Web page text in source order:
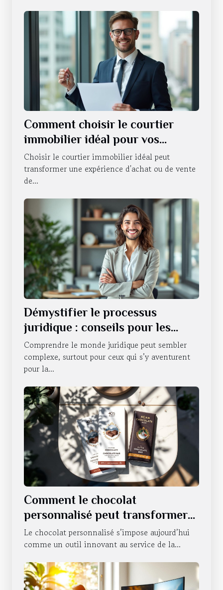
Comment choisir le courtier
immobilier idéal pour vos
besoins ?
Choisir le courtier immobilier idéal peut
transformer une expérience d'achat ou de vente
de...
Démystifier le processus
juridique : conseils pour les
novices
Comprendre le monde juridique peut sembler
complexe, surtout pour ceux qui s’y aventurent
pour la...
Comment le chocolat
personnalisé peut transformer
la communication d'entreprise ?
Le chocolat personnalisé s’impose aujourd’hui
comme un outil innovant au service de la...